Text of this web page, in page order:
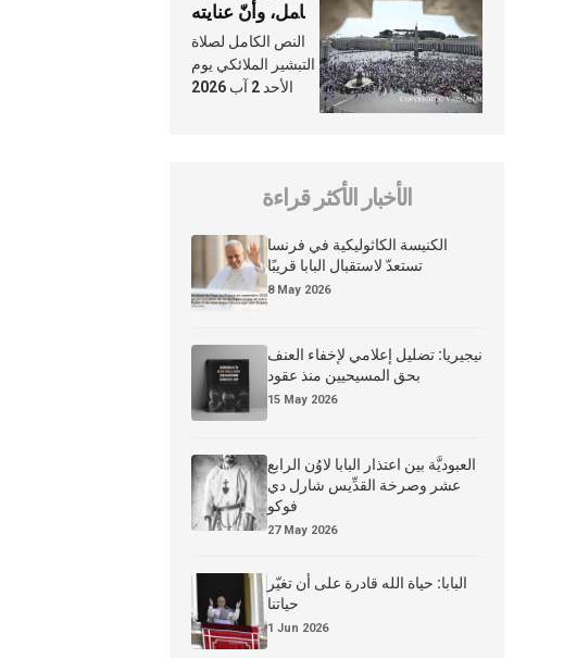
شامل، وأنّ عنايته
بنا لا تغيب عنّا
أبدًا
النص الكامل لصلاة
التبشير الملائكي يوم
الأحد 2 آب 2026
الأخبار الأكثر قراءة
الكنيسة الكاثوليكية في فرنسا
تستعدّ لاستقبال البابا قريبًا
8 May 2026
نيجيريا: تضليل إعلامي لإخفاء العنف
بحق المسيحيين منذ عقود
15 May 2026
العبوديَّة بين اعتذار البابا لاوُن الرابع
عشر وصرخة القدِّيس شارل دي
فوكو
27 May 2026
البابا: حياة الله قادرة على أن تغيّر
حياتنا
1 Jun 2026